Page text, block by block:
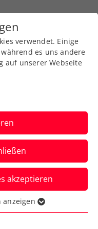
Zverev
bei
auf
French Open
beim ATP-
06.06.2026
verwendet. Einige
es uns andere
auf unserer Webseite
akzeptieren
anzeigen